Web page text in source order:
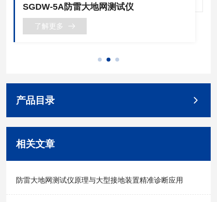
SGDW-5A防雷大地网测试仪
了解更多
产品目录
相关文章
防雷大地网测试仪原理与大型接地装置精准诊断应用